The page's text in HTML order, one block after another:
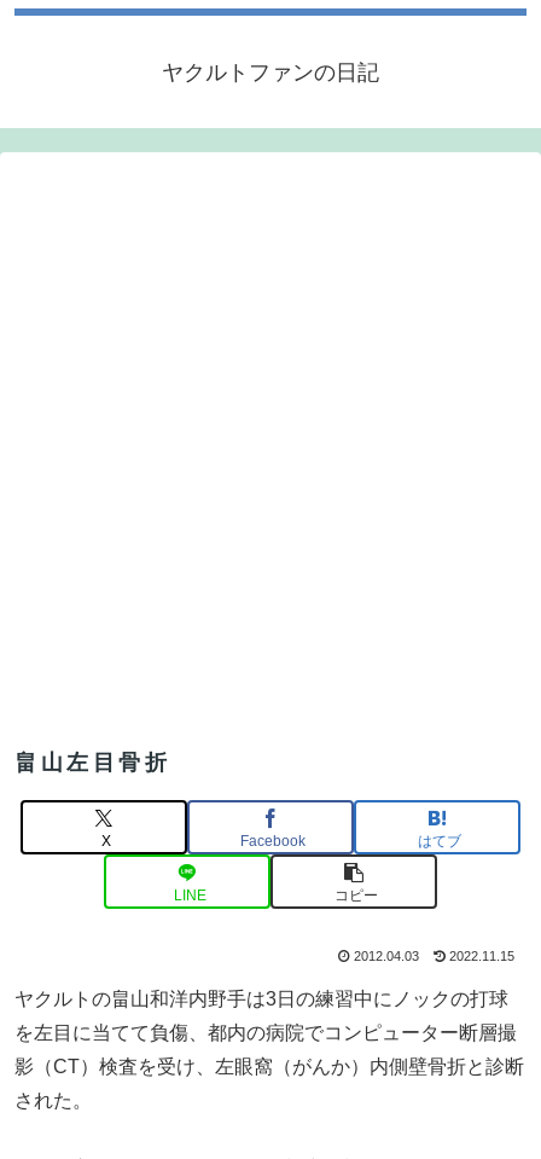
ヤクルトファンの日記
畠山左目骨折
X Facebook はてブ
LINE コピー
2012.04.03 2022.11.15
ヤクルトの畠山和洋内野手は3日の練習中にノックの打球
を左目に当てて負傷、都内の病院でコンピューター断層撮
影（CT）検査を受け、左眼窩（がんか）内側壁骨折と診断
された。